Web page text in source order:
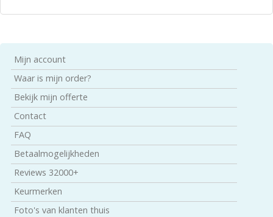
Mijn account
Waar is mijn order?
Bekijk mijn offerte
Contact
FAQ
Betaalmogelijkheden
Reviews 32000+
Keurmerken
Foto's van klanten thuis